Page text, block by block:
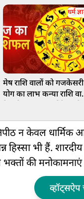
धर्म
मेष राशि वालों को गजकेसरी
योग का लाभ कन्या राशि वालों
न केवल
हिस्सा भी हैं.
की मनोकामनाएं